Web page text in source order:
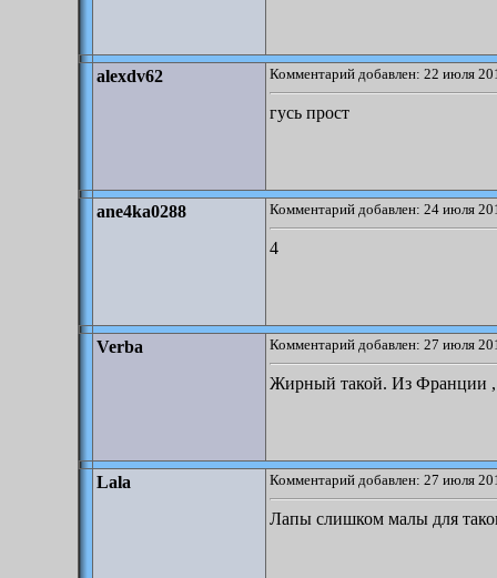
alexdv62 Комментарий добавлен: 22 июля
гусь прост
ane4ka0288 Комментарий добавлен: 24 июля
4
Verba Комментарий добавлен: 27 июля
Жирный такой. Из Франции ,
Lala Комментарий добавлен: 27 июля
Лапы слишком малы для